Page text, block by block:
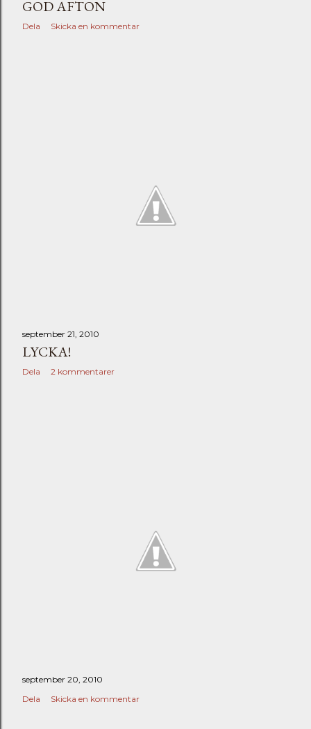
GOD AFTON
Dela Skicka en kommentar
september 21, 2010
LYCKA!
Dela 2 kommentarer
september 20, 2010
Dela
Skicka en kommentar